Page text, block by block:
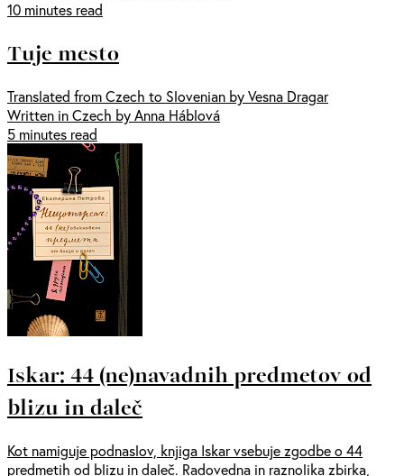
10 minutes read
Tuje mesto
Translated from Czech to Slovenian by Vesna Dragar
Written in Czech by Anna Háblová
5 minutes read
Iskar: 44 (ne)navadnih predmetov od
blizu in daleč
Kot namiguje podnaslov, knjiga Iskar vsebuje zgodbe o 44
predmetih od blizu in daleč. Radovedna in raznolika zbirka,